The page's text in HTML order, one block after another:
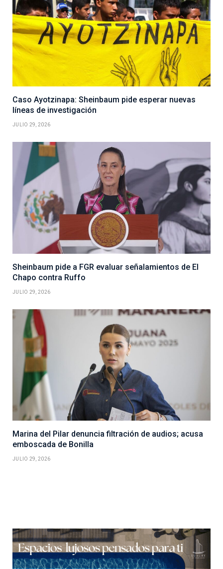
Caso Ayotzinapa: Sheinbaum pide esperar nuevas
líneas de investigación
JULIO 29, 2026
Sheinbaum pide a FGR evaluar señalamientos de El
Chapo contra Ruffo
JULIO 29, 2026
Marina del Pilar denuncia filtración de audios; acusa
emboscada de Bonilla
JULIO 29, 2026